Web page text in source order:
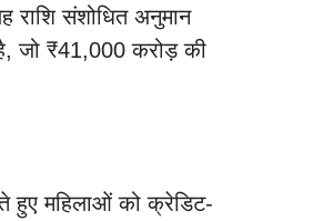
राशि संशोधित अनुमान
जो ₹41,000 करोड़ की
हुए महिलाओं को क्रेडिट-